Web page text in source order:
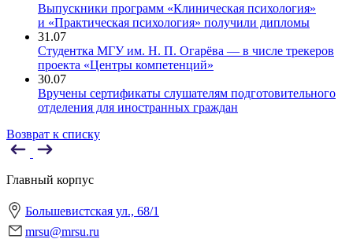
Выпускники программ «Клиническая психология»
и «Практическая психология» получили дипломы
31.07
Студентка МГУ им. Н. П. Огарёва — в числе трекеров
проекта «Центры компетенций»
30.07
Вручены сертификаты слушателям подготовительного
отделения для иностранных граждан
Возврат к списку
Главный корпус
Большевистская ул., 68/1
mrsu@mrsu.ru